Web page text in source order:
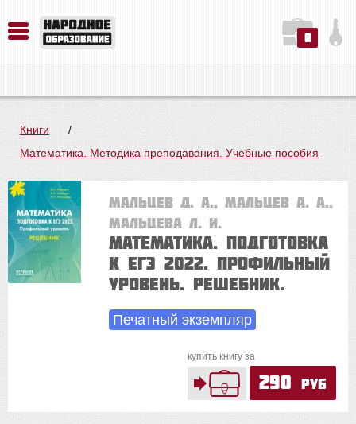
0
Книги
/
Математика. Методика преподавания. Учебные пособия
Мальцев Д. А., Мальцев А. А.,
Мальцева Л. И.
Математика. Подготовка
к ЕГЭ 2022. Профильный
уровень. Решебник.
Печатный экземпляр
купить книгу за
290 руб